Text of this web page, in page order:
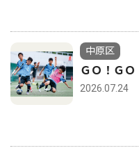
中原区
ＧＯ！Ｇ
2026.07.24